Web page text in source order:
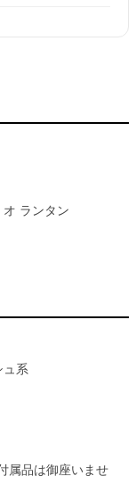
ランタン
ュ系
属品は御座いませ